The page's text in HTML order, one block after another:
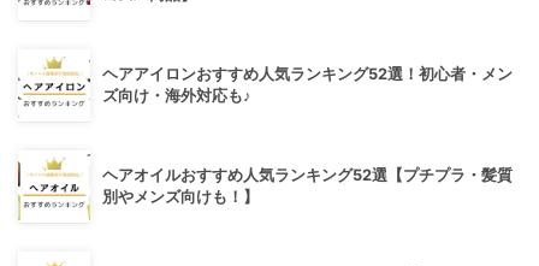
ヘアアイロンおすすめ人気ランキング52選！初心者・メン
ズ向け・海外対応も♪
ヘアオイルおすすめ人気ランキング52選【プチプラ・髪質
別やメンズ向けも！】